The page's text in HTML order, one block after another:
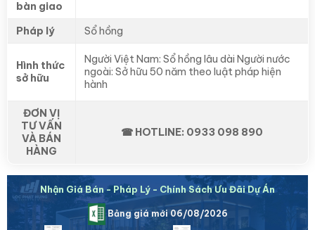
bàn giao
Pháp lý
Sổ hồng
Hình thức
sở hữu
Người Việt Nam: Sổ hồng lâu dài Người nước
ngoài: Sở hữu 50 năm theo luật pháp hiện
hành
ĐƠN VỊ
TƯ VẤN
VÀ BÁN
HÀNG
☎ HOTLINE: 0933 098 890
Nhận Giá Bán - Pháp Lý - Chính Sách Ưu Đãi Dự Án
Bảng giá mới 06/08/2026